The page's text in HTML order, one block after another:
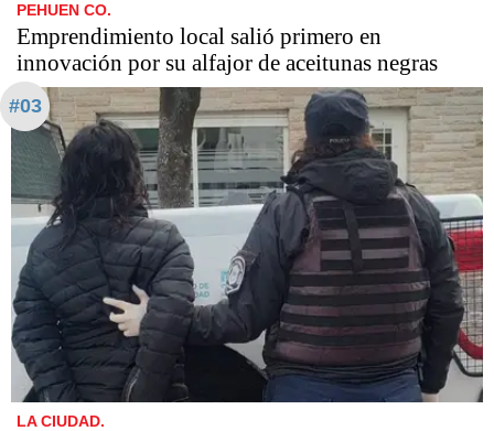
PEHUEN CO.
Emprendimiento local salió primero en
innovación por su alfajor de aceitunas negras
#03
LA CIUDAD.